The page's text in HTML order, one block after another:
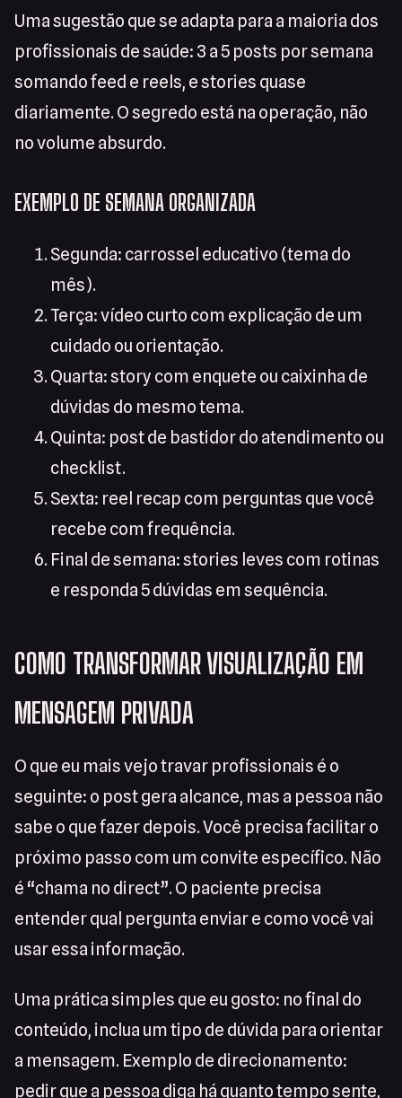
Uma sugestão que se adapta para a maioria dos
profissionais de saúde: 3 a 5 posts por semana
somando feed e reels, e stories quase
diariamente. O segredo está na operação, não
no volume absurdo.
EXEMPLO DE SEMANA ORGANIZADA
Segunda: carrossel educativo (tema do
mês).
Terça: vídeo curto com explicação de um
cuidado ou orientação.
Quarta: story com enquete ou caixinha de
dúvidas do mesmo tema.
Quinta: post de bastidor do atendimento ou
checklist.
Sexta: reel recap com perguntas que você
recebe com frequência.
Final de semana: stories leves com rotinas
e responda 5 dúvidas em sequência.
COMO TRANSFORMAR VISUALIZAÇÃO EM
MENSAGEM PRIVADA
O que eu mais vejo travar profissionais é o
seguinte: o post gera alcance, mas a pessoa não
sabe o que fazer depois. Você precisa facilitar o
próximo passo com um convite específico. Não
é “chama no direct”. O paciente precisa
entender qual pergunta enviar e como você vai
usar essa informação.
Uma prática simples que eu gosto: no final do
conteúdo, inclua um tipo de dúvida para orientar
a mensagem. Exemplo de direcionamento:
pedir que a pessoa diga há quanto tempo sente,